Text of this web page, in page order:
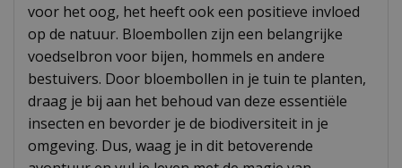
voor het oog, het heeft ook een positieve invloed
op de natuur. Bloembollen zijn een belangrijke
voedselbron voor bijen, hommels en andere
bestuivers. Door bloembollen in je tuin te planten,
draag je bij aan het behoud van deze essentiële
insecten en bevorder je de biodiversiteit in je
omgeving. Dus, waag je in dit betoverende